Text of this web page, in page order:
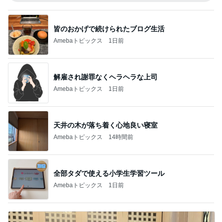
皆のおかげで続けられたブログ生活
Amebaトピックス 1日前
解雇され謝罪なくヘラヘラな上司
Amebaトピックス 1日前
天井の木が落ち着く心地良い寝室
Amebaトピックス 14時間前
全部タダで使える小学生学習ツール
Amebaトピックス 1日前